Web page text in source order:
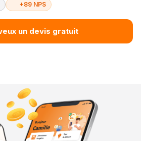
+89 NPS
un devis gratuit